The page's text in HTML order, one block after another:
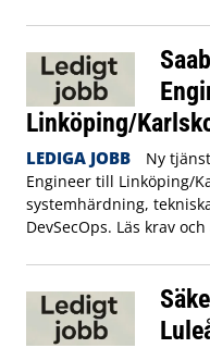
Linköping/
LEDIGA JOBB
Ny
Engineer till Linköping/
systemhärdning,
DevSecOps. Läs krav